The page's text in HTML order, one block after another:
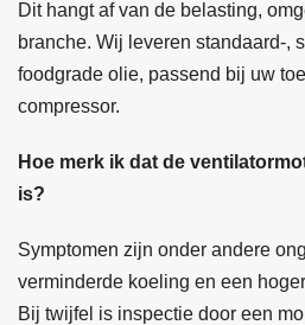
Dit hangt af van de belasting,
branche. Wij leveren standaard-,
foodgrade olie, passend bij uw
compressor.
Hoe merk ik dat de
is?
Symptomen zijn onder andere
verminderde koeling en een
Bij twijfel is inspectie door een